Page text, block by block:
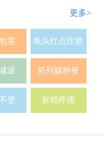
更多>
茎 龟头红点疙瘩
退 前列腺肿胀
坚 射精疼痛